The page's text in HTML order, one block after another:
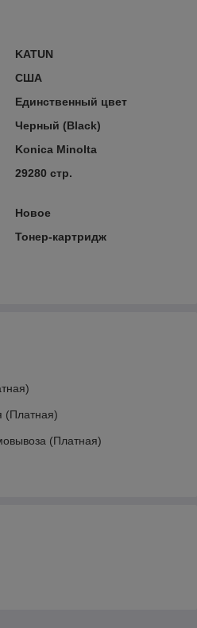
KATUN
США
Единственный цвет
Черный (Black)
Konica Minolta
29280 стр.
Новое
Тонер-картридж
(Платная)
(Платная)